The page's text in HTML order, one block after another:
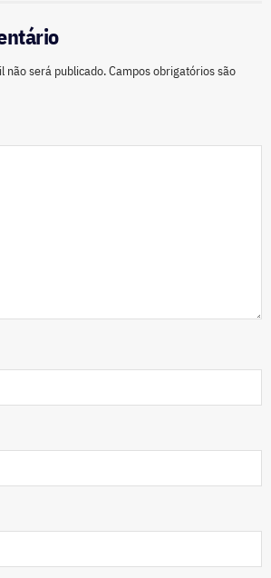
não será publicado.Campos obrigatórios são